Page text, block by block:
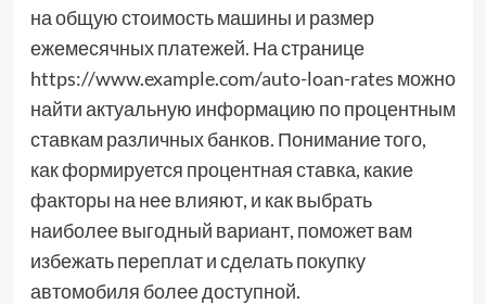
на общую стоимость машины и размер
ежемесячных платежей. На странице
https://www.example.com/auto-loan-rates можно
найти актуальную информацию по процентным
ставкам различных банков. Понимание того,
как формируется процентная ставка, какие
факторы на нее влияют, и как выбрать
наиболее выгодный вариант, поможет вам
избежать переплат и сделать покупку
автомобиля более доступной.